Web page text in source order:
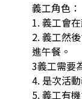
義工角色：
1. 義工會
2. 義工然
進午餐。
3義工需要
4. 是次活
5. 義工有